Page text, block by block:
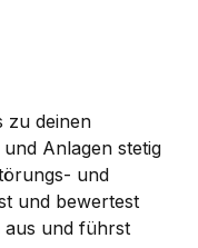
zu deinen
Anlagen stetig
und
und bewertest
aus und führst